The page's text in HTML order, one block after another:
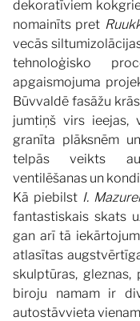
dekoratīviem
nomainīts pret
vecās
tehnoloģisko
apgaismojuma
Būvvaldē fasāžu
jumtiņš virs ieejas,
granīta plāksnēm
telpās veikts
ventilēšanas un
Kā piebilst I.
fantastiskais skats
gan arī tā
atlasītas
skulptūras, gleznas,
biroju namam ir
autostāvvieta